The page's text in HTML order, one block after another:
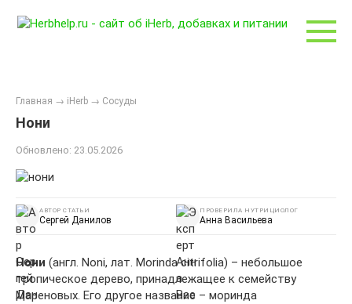
Главная → iHerb → Сосуды
Нони
Обновлено: 23.05.2026
АВТОР СТАТЬИ
Сергей Данилов
ПРОВЕРИЛА НУТРИЦИОЛОГ
Анна Васильева
Нони (англ. Noni, лат. Morinda citrifoliа) – небольшое
тропическое дерево, принадлежащее к семейству
Мареновых. Его другое название – моринда